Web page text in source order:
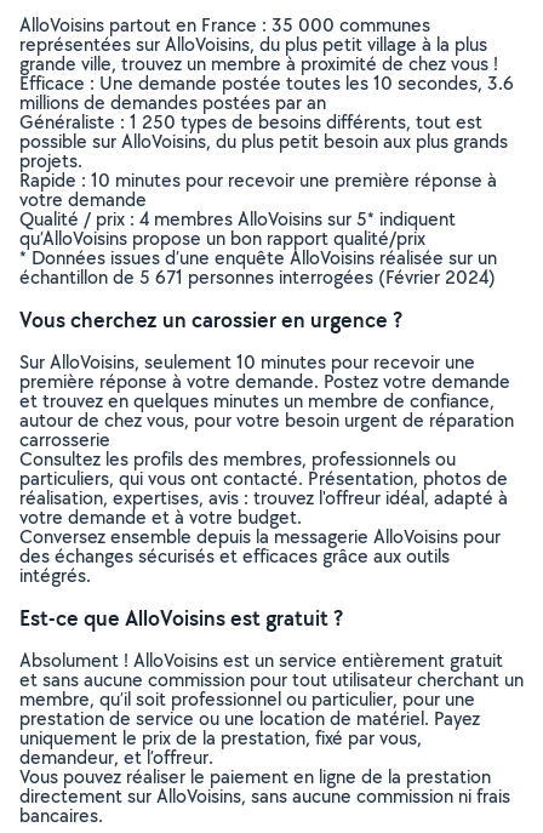
AlloVoisins partout en France : 35 000 communes
représentées sur AlloVoisins, du plus petit village à la plus
grande ville, trouvez un membre à proximité de chez vous !
Efficace : Une demande postée toutes les 10 secondes, 3.6
millions de demandes postées par an
Généraliste : 1 250 types de besoins différents, tout est
possible sur AlloVoisins, du plus petit besoin aux plus grands
projets.
Rapide : 10 minutes pour recevoir une première réponse à
votre demande
Qualité / prix : 4 membres AlloVoisins sur 5* indiquent
qu’AlloVoisins propose un bon rapport qualité/prix
* Données issues d’une enquête AlloVoisins réalisée sur un
échantillon de 5 671 personnes interrogées (Février 2024)
Vous cherchez un carossier en urgence ?
Sur AlloVoisins, seulement 10 minutes pour recevoir une
première réponse à votre demande. Postez votre demande
et trouvez en quelques minutes un membre de confiance,
autour de chez vous, pour votre besoin urgent de réparation
carrosserie
Consultez les profils des membres, professionnels ou
particuliers, qui vous ont contacté. Présentation, photos de
réalisation, expertises, avis : trouvez l'offreur idéal, adapté à
votre demande et à votre budget.
Conversez ensemble depuis la messagerie AlloVoisins pour
des échanges sécurisés et efficaces grâce aux outils
intégrés.
Est-ce que AlloVoisins est gratuit ?
Absolument ! AlloVoisins est un service entièrement gratuit
et sans aucune commission pour tout utilisateur cherchant un
membre, qu’il soit professionnel ou particulier, pour une
prestation de service ou une location de matériel. Payez
uniquement le prix de la prestation, fixé par vous,
demandeur, et l’offreur.
Vous pouvez réaliser le paiement en ligne de la prestation
directement sur AlloVoisins, sans aucune commission ni frais
bancaires.